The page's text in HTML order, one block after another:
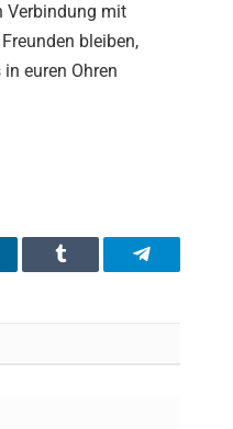
Verbindung mit
bleiben,
euren Ohren
Tumblr Telegram